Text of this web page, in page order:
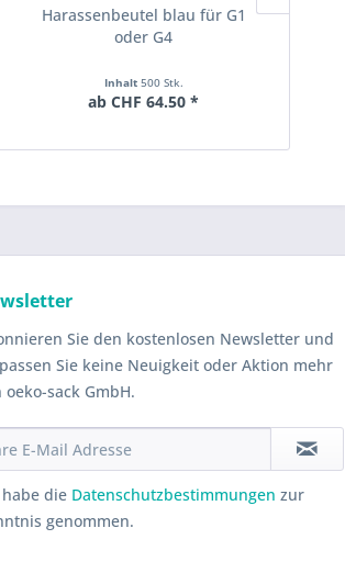
Harassenbeutel blau für G1
oder G4
Inhalt 500 Stk.
ab CHF 64.50 *
Sie den kostenlosen Newsletter und
Sie keine Neuigkeit oder Aktion mehr
oeko-sack GmbH.
die Datenschutzbestimmungen zur
genommen.